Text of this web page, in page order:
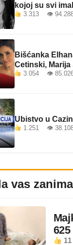
kojoj su svi
3.313 👁
Bišćanka
Cetinski,
3.054 👁
Ubistvo u
1.251 👁
vas
11